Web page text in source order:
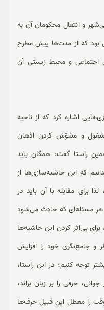
و انتقال محکومان آن به
بود که از مدت‌ها پیش مطرح
اجتماعی و محیط زیستی آن
اشاره کرد که از ناحیه
و مشوّش کردن اذهان
راستا گفت: همگان باید
که این حاشیه‌سازی‌ها از
برای مقابله با آن باید در
هر مسئله‌ای که حادث می‌شود
برای بی‌اثر کردن این حاشیه‌ها
و جامع‌نگری خود را افزایش
توجه کنیم؛ در این راستا،
حرفی را بر زبان براند،
را معطل این قبیل حرف‌ها